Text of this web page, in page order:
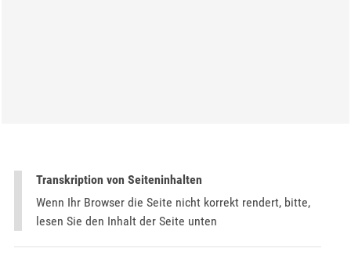
Transkription von Seiteninhalten
Wenn Ihr Browser die Seite nicht korrekt rendert, bitte,
lesen Sie den Inhalt der Seite unten